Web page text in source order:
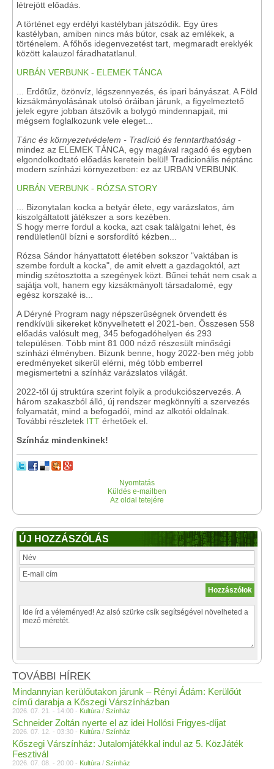
létrejött előadás.
A történet egy erdélyi kastélyban játszódik. Egy üres
kastélyban, amiben nincs más bútor, csak az emlékek, a
történelem. A főhős idegenvezetést tart, megmaradt ereklyék
között kalauzol fáradhatatlanul.
URBÁN VERBUNK - ELEMEK TÁNCA
... Erdőtűz, özönvíz, légszennyezés, és ipari bányászat. A Föld
kizsákmányolásának utolsó óráiban járunk, a figyelmeztető
jelek egyre jobban átszővik a bolygó mindennapjait, mi
mégsem foglalkozunk vele eleget...
Tánc és környezetvédelem - Tradíció és fenntarthatóság -
mindez az ELEMEK TÁNCA, egy magával ragadó és egyben
elgondolkodtató előadás keretein belül! Tradicionális néptánc
modern színházi környezetben: ez az URBAN VERBUNK.
URBÁN VERBUNK - RÓZSA STORY
... Bizonytalan kocka a betyár élete, egy varázslatos, ám
kiszolgáltatott játékszer a sors kezèben.
S hogy merre fordul a kocka, azt csak talàlgatni lehet, és
rendületlenül bízni e sorsfordító kézben...
Rózsa Sándor hányattatott életében sokszor "vaktában is
szembe fordult a kocka", de amit elvett a gazdagoktól, azt
mindig szétosztotta a szegények közt. Bűnei tehát nem csak a
sajátja volt, hanem egy kizsákmányolt társadalomé, egy
egész korszaké is...
A Déryné Program nagy népszerűségnek örvendett és
rendkívüli sikereket könyvelhetett el 2021-ben. Összesen 558
előadás valósult meg, 345 befogadóhelyen és 293
településen. Több mint 81 000 néző részesült minőségi
színházi élményben.
Bízunk benne, hogy 2022-ben még jobb
eredményeket sikerül elérni, még több emberrel
megismertetni a színház varázslatos világát.
2022-től új struktúra szerint folyik a produkciószervezés. A
három szakaszból álló, új rendszer megkönnyíti a szervezés
folyamatát, mind a befogadói, mind az alkotói oldalnak.
További részletek ITT érhetőek el.
Színház mindenkinek!
Nyomtatás
Küldés e-mailben
Az oldal tetejére
ÚJ HOZZÁSZÓLÁS
TOVÁBBI HÍREK
Mindannyian kerülőutakon járunk – Rényi Ádám: Kerülőút
című darabja a Kőszegi Várszínházban
2026. 07. 21. - 14:00 - Kultúra / Színház
Schneider Zoltán nyerte el az idei Hollósi Frigyes-díjat
2026. 07. 12. - 03:30 - Kultúra / Színház
Kőszegi Várszínház: Jutalomjátékkal indul az 5. KözJáték
Fesztivál
2026. 07. 08. - 20:00 - Kultúra / Színház